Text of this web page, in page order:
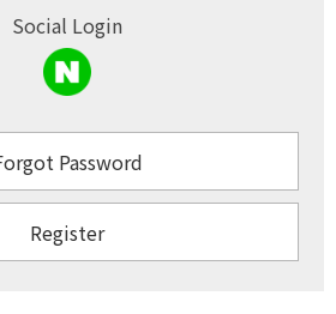
Social Login
Password
Register